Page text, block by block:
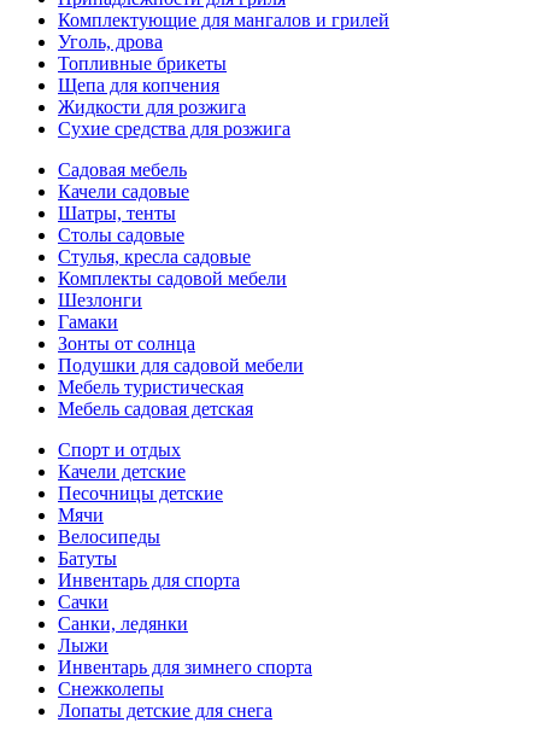
Комплектующие для мангалов и грилей
Уголь, дрова
Топливные брикеты
Щепа для копчения
Жидкости для розжига
Сухие средства для розжига
Садовая мебель
Качели садовые
Шатры, тенты
Столы садовые
Стулья, кресла садовые
Комплекты садовой мебели
Шезлонги
Гамаки
Зонты от солнца
Подушки для садовой мебели
Мебель туристическая
Мебель садовая детская
Спорт и отдых
Качели детские
Песочницы детские
Мячи
Велосипеды
Батуты
Инвентарь для спорта
Сачки
Санки, ледянки
Лыжи
Инвентарь для зимнего спорта
Снежколепы
Лопаты детские для снега